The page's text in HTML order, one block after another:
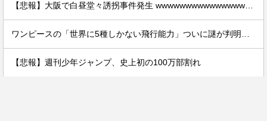
【悲報】週刊少年ジャンプ、史上初の100万部割れ